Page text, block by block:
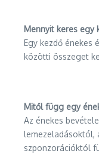
Mennyit keres egy
Egy kezdő énekes
közötti összeget
Mitől függ egy
Az énekes
lemezeladásoktól,
szponzorációktól